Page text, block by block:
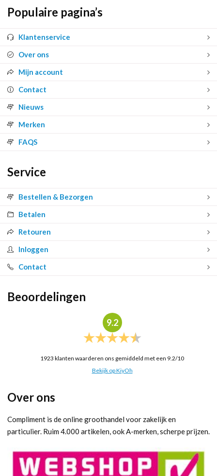
Populaire pagina’s
Klantenservice
Over ons
Mijn account
Contact
Nieuws
Merken
FAQS
Service
Bestellen & Bezorgen
Betalen
Retouren
Inloggen
Contact
Beoordelingen
9.2
1923 klanten waarderen ons gemiddeld met een 9.2/10
Bekijk op KiyOh
Over ons
Compliment is de online groothandel voor zakelijk en
particulier. Ruim 4.000 artikelen, ook A-merken, scherpe prijzen.